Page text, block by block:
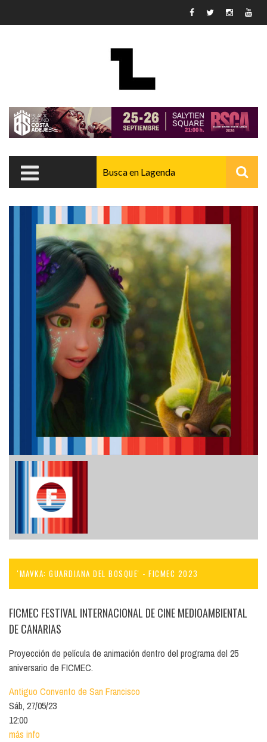
'MAVKA: GUARDIANA DEL BOSQUE' - FICMEC 2023
FICMEC FESTIVAL INTERNACIONAL DE CINE MEDIOAMBIENTAL
DE CANARIAS
Proyección de película de animación dentro del programa del 25
aniversario de FICMEC.
Antiguo Convento de San Francisco
Sáb, 27/05/23
12:00
más info